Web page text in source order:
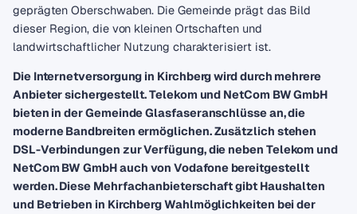
geprägten Oberschwaben. Die Gemeinde prägt das Bild
dieser Region, die von kleinen Ortschaften und
landwirtschaftlicher Nutzung charakterisiert ist.
Die Internetversorgung in Kirchberg wird durch mehrere
Anbieter sichergestellt. Telekom und NetCom BW GmbH
bieten in der Gemeinde Glasfaseranschlüsse an, die
moderne Bandbreiten ermöglichen. Zusätzlich stehen
DSL-Verbindungen zur Verfügung, die neben Telekom und
NetCom BW GmbH auch von Vodafone bereitgestellt
werden. Diese Mehrfachanbieterschaft gibt Haushalten
und Betrieben in Kirchberg Wahlmöglichkeiten bei der